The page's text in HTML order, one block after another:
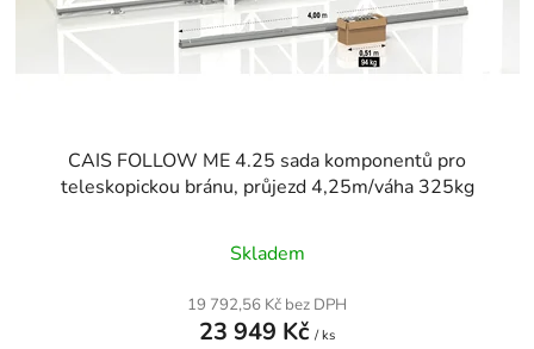
CAIS FOLLOW ME 4.25 sada komponentů pro
teleskopickou bránu, průjezd 4,25m/váha 325kg
Skladem
19 792,56 Kč bez DPH
23 949 Kč / ks